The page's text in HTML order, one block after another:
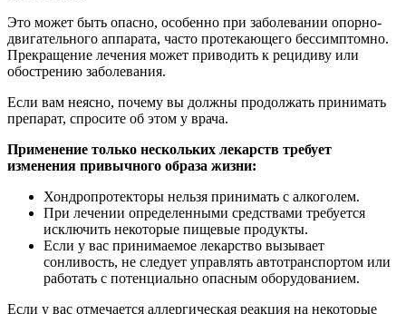
Это может быть опасно, особенно при заболевании опорно-
двигательного аппарата, часто протекающего бессимптомно.
Прекращение лечения может приводить к рецидиву или
обострению заболевания.
Если вам неясно, почему вы должны продолжать принимать
препарат, спросите об этом у врача.
Применение только нескольких лекарств требует
изменения привычного образа жизни:
Хондропротекторы нельзя принимать с алкоголем.
При лечении определенными средствами требуется
исключить некоторые пищевые продукты.
Если у вас принимаемое лекарство вызывает
сонливость, не следует управлять автотранспортом или
работать с потенциально опасным оборудованием.
Если у вас отмечается аллергическая реакция на некоторые